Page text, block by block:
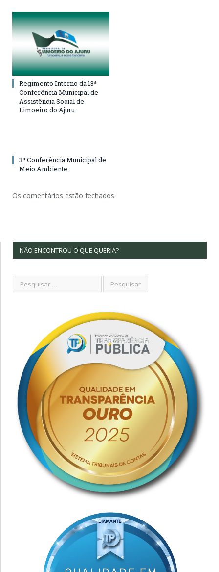
Regimento Interno da 13ª
Conferência Municipal de
Assistência Social de
Limoeiro do Ajuru
3ª Conferência Municipal de
Meio Ambiente
Os comentários estão fechados.
NÃO ENCONTROU O QUE QUERIA?